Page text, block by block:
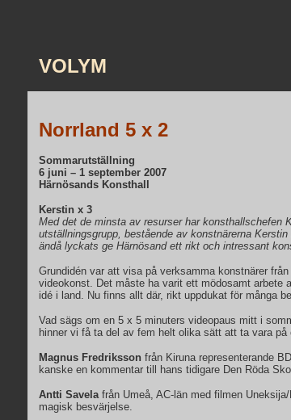
VOLYM
Norrland 5 x 2
Sommarutställning
6 juni – 1 september 2007
Härnösands Konsthall
Kerstin x 3
Med det de minsta av resurser har konsthallschefen
utställningsgrupp, bestående av konstnärerna
ändå lyckats ge Härnösand ett rikt och intressant
Grundidén var att visa på verksamma konstnärer
videokonst. Det måste ha varit ett mödosamt arbete
idé i land. Nu finns allt där, rikt uppdukat för många
Vad sägs om en 5 x 5 minuters videopaus mitt i
hinner vi få ta del av fem helt olika sätt att ta vara
Magnus Fredriksson från Kiruna representerande
kanske en kommentar till hans tidigare Den Röda
Antti Savelafrån Umeå, AC-län med filmen
magisk besvärjelse.